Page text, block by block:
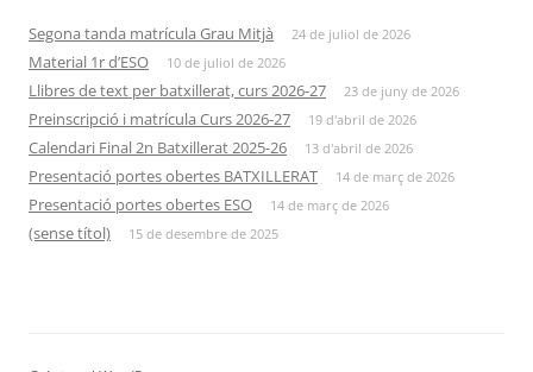
Segona tanda matrícula Grau Mitjà 24 de juliol de 2026
Material 1r d’ESO 10 de juliol de 2026
Llibres de text per batxillerat, curs 2026-27 23 de juny de 2026
Preinscripció i matrícula Curs 2026-27 19 d'abril de 2026
Calendari Final 2n Batxillerat 2025-26 13 d'abril de 2026
Presentació portes obertes BATXILLERAT 14 de març de 2026
Presentació portes obertes ESO 14 de març de 2026
(sense títol) 15 de desembre de 2025